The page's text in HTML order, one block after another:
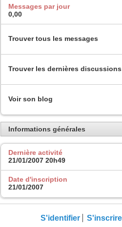
Messages par jour
0,00
Trouver tous les messages
Trouver les dernières
Voir son blog
Informations générales
Dernière activité
21/01/2007 20h49
Date d'inscription
21/01/2007
S'identifier S'inscrire